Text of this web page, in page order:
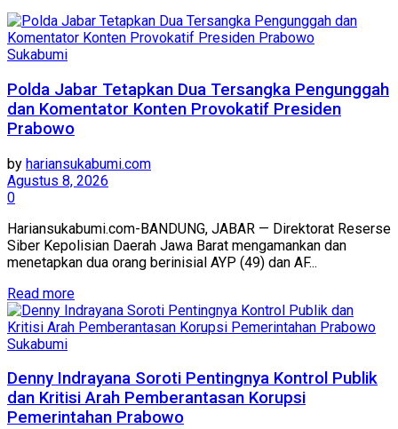
Sukabumi
Polda Jabar Tetapkan Dua Tersangka Pengunggah
dan Komentator Konten Provokatif Presiden
Prabowo
by hariansukabumi.com
Agustus 8, 2026
0
Hariansukabumi.com-BANDUNG, JABAR — Direktorat Reserse
Siber Kepolisian Daerah Jawa Barat mengamankan dan
menetapkan dua orang berinisial AYP (49) dan AF...
Read more
Sukabumi
Denny Indrayana Soroti Pentingnya Kontrol Publik
dan Kritisi Arah Pemberantasan Korupsi
Pemerintahan Prabowo